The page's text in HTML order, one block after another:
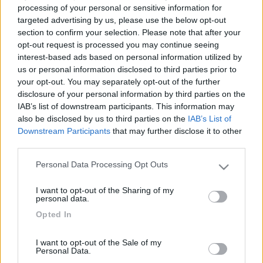
processing of your personal or sensitive information for
targeted advertising by us, please use the below opt-out
section to confirm your selection. Please note that after your
opt-out request is processed you may continue seeing
interest-based ads based on personal information utilized by
us or personal information disclosed to third parties prior to
your opt-out. You may separately opt-out of the further
disclosure of your personal information by third parties on the
IAB’s list of downstream participants. This information may
also be disclosed by us to third parties on the IAB’s List of
Downstream Participants that may further disclose it to other
Please note that this website/app uses one or more Google
not limited to your visit or usage behaviour. You may click to
use your data for below specified purposes in below Google
Personal Data Processing Opt Outs
I want to opt-out of the Sharing of my
personal data.
Opted In
I want to opt-out of the Sale of my
Personal Data.
Grazie.
Stefano.
Damiano85
209
Inserito il21/06/2018 alle:17:45:03
In risposta al messaggio divecchio orsodel17/06/2018alle11:01:15
Buongiorno a tutti. Sono passato da quelle parti un mesetto fa, e l'area
era sommersa dall'acqua, quindi inutilizzabile. Sapete come è la
situazione attuale? Grazie. Stefano.
scendendo il livello dell'acqua si pensa che fine mese inizi di
al campo sportivo in alto di Colle di Tora. Ciao
Damiano85
3312